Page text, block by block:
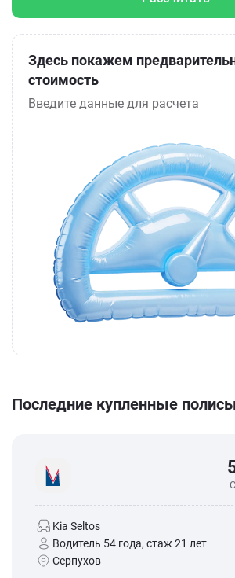
Здесь покажем
стоимость
Введите данные для расчета
Последние купленные
Kia Seltos
Водитель 54 года, стаж 21 лет
Серпухов